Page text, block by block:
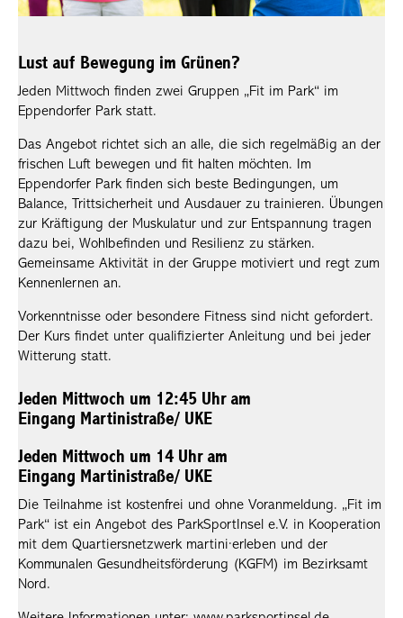
Lust auf Bewegung im Grünen?
Jeden Mittwoch finden zwei Gruppen „Fit im Park“ im
Eppendorfer Park statt.
Das Angebot richtet sich an alle, die sich regelmäßig an der
frischen Luft bewegen und fit halten möchten. Im
Eppendorfer Park finden sich beste Bedingungen, um
Balance, Trittsicherheit und Ausdauer zu trainieren. Übungen
zur Kräftigung der Muskulatur und zur Entspannung tragen
dazu bei, Wohlbefinden und Resilienz zu stärken.
Gemeinsame Aktivität in der Gruppe motiviert und regt zum
Kennenlernen an.
Vorkenntnisse oder besondere Fitness sind nicht gefordert.
Der Kurs findet unter qualifizierter Anleitung und bei jeder
Witterung statt.
Jeden Mittwoch um 12:45 Uhr am
Eingang Martinistraße/ UKE
Jeden Mittwoch um 14 Uhr am
Eingang Martinistraße/ UKE
Die Teilnahme ist kostenfrei und ohne Voranmeldung. „Fit im
Park“ ist ein Angebot des ParkSportInsel e.V. in Kooperation
mit dem Quartiersnetzwerk martini·erleben und der
Kommunalen Gesundheitsförderung (KGFM) im Bezirksamt
Nord.